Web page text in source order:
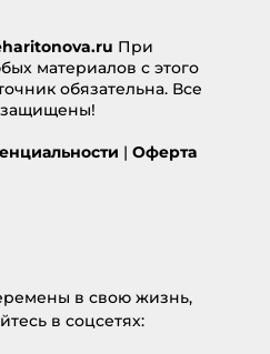
При
материалов с этого
обязательна. Все
защищены!
| Оферта
в свою жизнь,
в соцсетях: